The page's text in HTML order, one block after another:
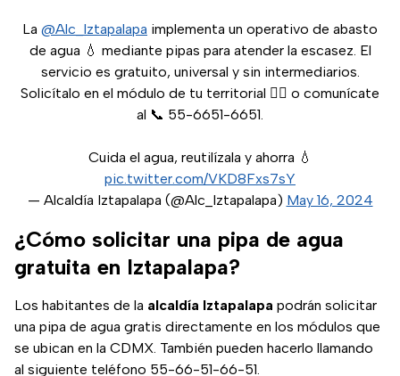
La @Alc_Iztapalapa implementa un operativo de abasto
de agua 💧 mediante pipas para atender la escasez. El
servicio es gratuito, universal y sin intermediarios.
Solicítalo en el módulo de tu territorial 👇🏻 o comunícate
al 📞 55-6651-6651.
Cuida el agua, reutilízala y ahorra 💧
pic.twitter.com/VKD8Fxs7sY
— Alcaldía Iztapalapa (@Alc_Iztapalapa) May 16, 2024
¿Cómo solicitar una pipa de agua
gratuita en Iztapalapa?
Los habitantes de la alcaldía Iztapalapa podrán solicitar
una pipa de agua gratis directamente en los módulos que
se ubican en la CDMX. También pueden hacerlo llamando
al siguiente teléfono 55-66-51-66-51.